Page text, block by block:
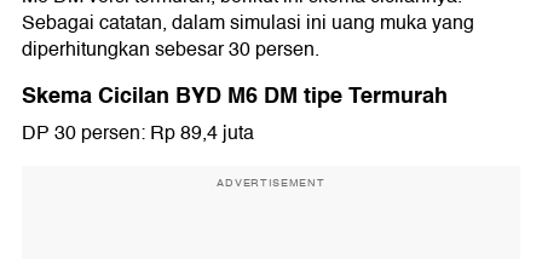
Sebagai catatan, dalam simulasi ini uang muka yang
diperhitungkan sebesar 30 persen.
Skema Cicilan BYD M6 DM tipe Termurah
DP 30 persen: Rp 89,4 juta
ADVERTISEMENT